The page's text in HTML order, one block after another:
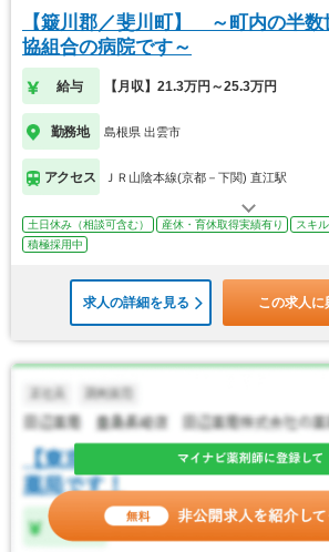
【簸川郡／斐川町】 ～町内の半
協組合の病院です～
給与 【月収】21.3万円～25.3万円
勤務地 島根県 出雲市
アクセス ＪＲ山陰本線(京都－下関) 直江駅
土日休み（相談可含む） 産休・育休取得実績有り スキ
積極採用中
求人の詳細を見る この求人に